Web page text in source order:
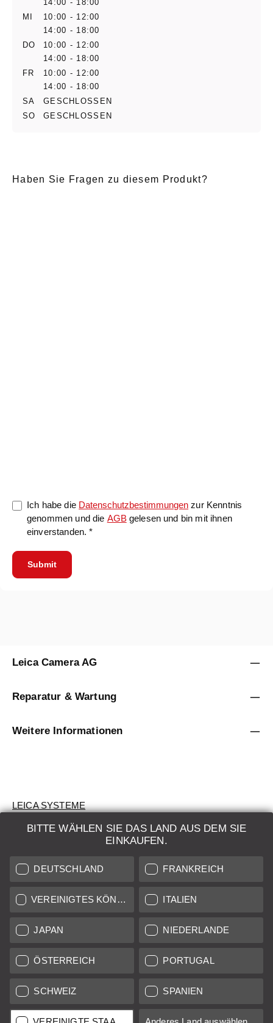
14:00 - 18:00
MI
10:00 - 12:00
14:00 - 18:00
DO
10:00 - 12:00
14:00 - 18:00
FR
10:00 - 12:00
14:00 - 18:00
SA
GESCHLOSSEN
SO
GESCHLOSSEN
Haben Sie Fragen zu diesem Produkt?
Ich habe die Datenschutzbestimmungen zur Kenntnis
genommen und die AGBgelesen und bin mit ihnen
einverstanden. *
Submit
BITTE WÄHLEN SIE DAS LAND AUS DEM SIE
EINKAUFEN.
DEUTSCHLAND FRANKREICH
VEREINIGTES KÖNIGREICH ITALIEN
JAPAN NIEDERLANDE
ÖSTERREICH PORTUGAL
SCHWEIZ SPANIEN
Leica Camera AG
Reparatur & Wartung
Weitere Informationen
LEICA SYSTEME
BEWERTUNG
AUKTION
BRAND NEW
LEICA STORES
Alle Preise von in der EU/UK ansässigen Anbietern inkl.
Mehrwertsteuer zzgl.Versandkostensofern nicht anders